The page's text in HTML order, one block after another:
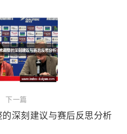
下一篇
深刻建议与赛后反思分析